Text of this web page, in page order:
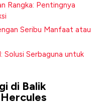
Rangka: Pentingnya
Seribu Manfaat atau
Solusi Serbaguna untuk
di Balik